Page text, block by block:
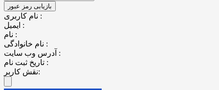
نام کاربری :
ایمیل :
نام :
نام خانوادگی :
آدرس وب سایت :
تاریخ ثبت نام :
نقش کاربر: